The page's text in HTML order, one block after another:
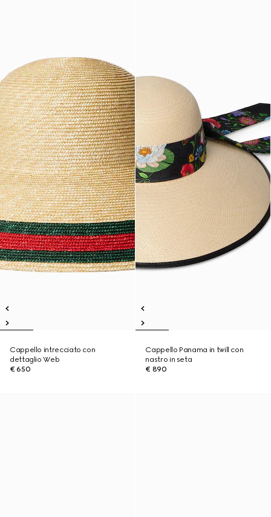
Cappello intrecciato con
dettaglio Web
€ 650
Cappello Panama in twill con
nastro in seta
€ 890